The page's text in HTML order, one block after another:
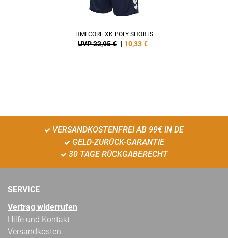
HMLCORE XK POLY SHORTS
UVP 22,95 € | 10,33€
VERSANDKOSTENFREI AB 99€ IN DE
GELD-ZURÜCK-GARANTIE
30 TAGE RÜCKGABERECHT
SERVICE
Vertrag widerrufen
Hilfe und Kontakt
Versandkosten